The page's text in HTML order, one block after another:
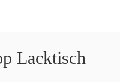
Lacktisch